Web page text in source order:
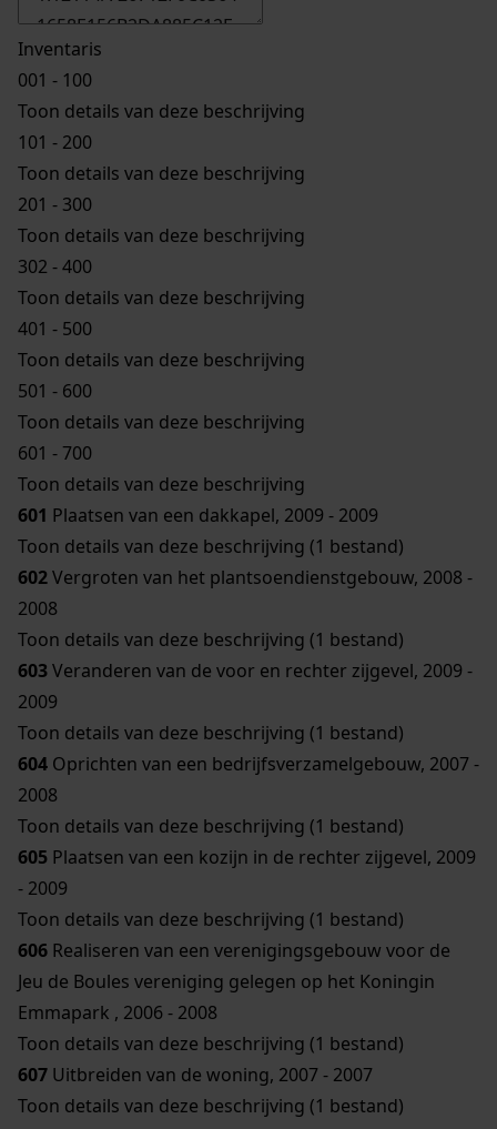
Inventaris
001 - 100
Toon details van deze beschrijving
101 - 200
Toon details van deze beschrijving
201 - 300
Toon details van deze beschrijving
302 - 400
Toon details van deze beschrijving
401 - 500
Toon details van deze beschrijving
501 - 600
Toon details van deze beschrijving
601 - 700
Toon details van deze beschrijving
601 Plaatsen van een dakkapel, 2009 - 2009
Toon details van deze beschrijving (1 bestand)
602Vergroten van het plantsoendienstgebouw, 2008 -
2008
Toon details van deze beschrijving (1 bestand)
603Veranderen van de voor en rechter zijgevel, 2009 -
2009
Toon details van deze beschrijving (1 bestand)
604 Oprichten van een bedrijfsverzamelgebouw, 2007 -
2008
Toon details van deze beschrijving (1 bestand)
605 Plaatsen van een kozijn in de rechter zijgevel, 2009
- 2009
Toon details van deze beschrijving (1 bestand)
606 Realiseren van een verenigingsgebouw voor de
Jeu de Boules vereniging gelegen op het Koningin
Emmapark , 2006 - 2008
Toon details van deze beschrijving (1 bestand)
607 Uitbreiden van de woning, 2007 - 2007
Toon details van deze beschrijving (1 bestand)